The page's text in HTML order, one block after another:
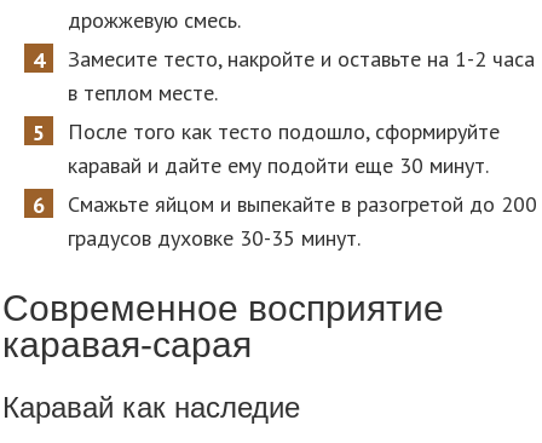
дрожжевую смесь.
Замесите тесто, накройте и оставьте на 1-2 часа
в теплом месте.
После того как тесто подошло, сформируйте
каравай и дайте ему подойти еще 30 минут.
Смажьте яйцом и выпекайте в разогретой до 200
градусов духовке 30-35 минут.
Современное восприятие
каравая-сарая
Каравай как наследие